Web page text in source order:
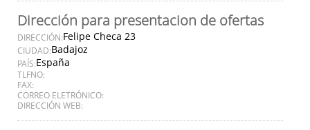
Dirección para presentacion de ofertas
DIRECCIÓN:Felipe Checa 23
CIUDAD:Badajoz
PAÍS:España
TLFNO:
FAX:
CORREO ELETRÓNICO:
DIRECCIÓN WEB: